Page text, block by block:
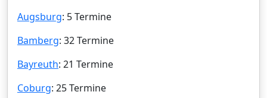
Augsburg: 5 Termine
Bamberg: 32 Termine
Bayreuth: 21 Termine
Coburg: 25 Termine